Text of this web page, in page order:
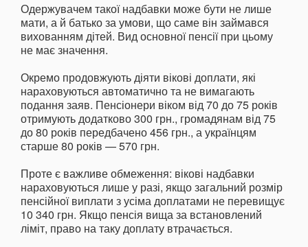
Одержувачем такої надбавки може бути не лише
мати, а й батько за умови, що саме він займався
вихованням дітей. Вид основної пенсії при цьому
не має значення.
Окремо продовжують діяти вікові доплати, які
нараховуються автоматично та не вимагають
подання заяв. Пенсіонери віком від 70 до 75 років
отримують додатково 300 грн., громадянам від 75
до 80 років передбачено 456 грн., а українцям
старше 80 років — 570 грн.
Проте є важливе обмеження: вікові надбавки
нараховуються лише у разі, якщо загальний розмір
пенсійної виплати з усіма доплатами не перевищує
10 340 грн. Якщо пенсія вища за встановлений
ліміт, право на таку доплату втрачається.